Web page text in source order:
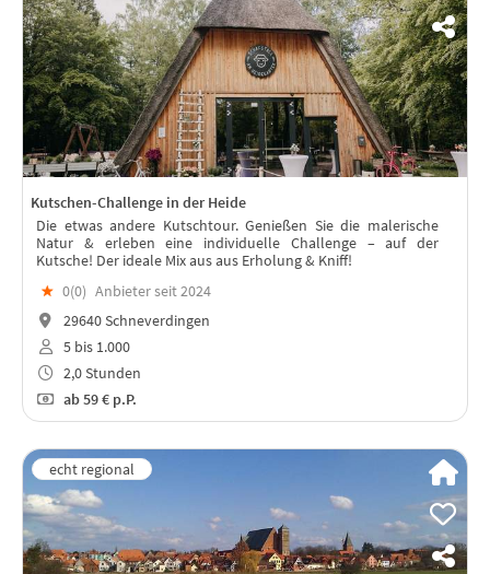
Kutschen-Challenge in der Heide
Die etwas andere Kutschtour. Genießen Sie die malerische
Natur & erleben eine individuelle Challenge – auf der
Kutsche! Der ideale Mix aus aus Erholung & Kniff!
★ 0(0) Anbieter seit 2024
29640 Schneverdingen
5 bis 1.000
2,0 Stunden
ab59 € p.P.